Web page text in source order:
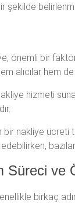
şekilde
önemli bir
alıcılar hem
hizmeti
bir nakliye
Süreci ve
birkaç